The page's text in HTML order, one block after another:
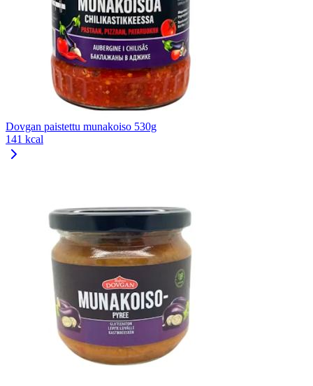
Dovgan paistettu munakoiso 530g
141 kcal